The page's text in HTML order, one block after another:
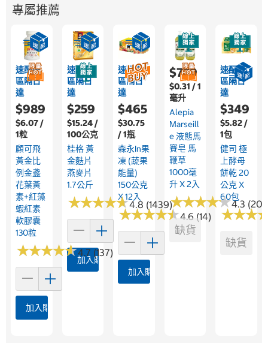
專屬推薦
速配限
區隔日
達
$989
$6.07 /
1粒
顧可飛
黃金比
例金盞
花葉黃
素+紅藻
蝦紅素
軟膠囊
130粒
★★★★★
★★★★★4.7 (137)
加入購物車
速配限
區隔日
達
$259
$15.24 /
100公克
桂格 黃
金麩片
燕麥片
1.7公斤
★★★★★
★★★★★4.8 (1439)
加入購物車
速配限
區隔日
達
$465
$30.75
/ 1瓶
森永in果
凍 (蔬果
能量)
150公克
X 12入
★★★★★
★★★★★4.6 (14)
加入購物車
$779
$0.31 / 1
毫升
Alepia
Marseill
E 液態馬
賽皂 馬
鞭草
1000毫
升 X 2入
★★★★★
★★★★★4.3 (20)
缺貨
速配限
區隔日
達
$349
$5.82 /
1包
健司 極
上酵母
餅乾 20
公克 X
60包
★★★
★★★
缺貨